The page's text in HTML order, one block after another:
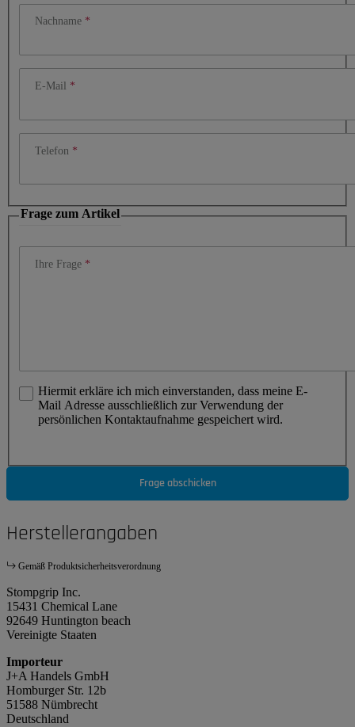
Nachname
E-Mail
Telefon
Frage zum Artikel
Ihre Frage
Hiermit erkläre ich mich einverstanden, dass meine E-
Mail Adresse ausschließlich zur Verwendung der
persönlichen Kontaktaufnahme gespeichert wird.
Frage abschicken
Herstellerangaben
Gemäß Produktsicherheitsverordnung
Stompgrip Inc.
15431 Chemical Lane
92649 Huntington beach
Vereinigte Staaten
Importeur
J+A Handels GmbH
Homburger Str. 12b
51588 Nümbrecht
Deutschland